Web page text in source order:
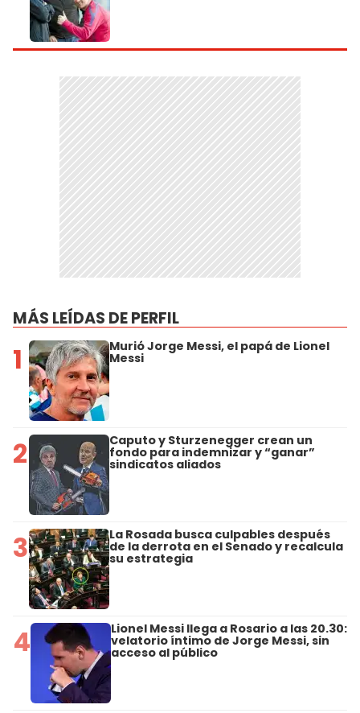
MÁS LEÍDAS DE PERFIL
1 Murió Jorge Messi, el papá de Lionel
Messi
2 Caputo y Sturzenegger crean un
fondo para indemnizar y “ganar”
sindicatos aliados
3 La Rosada busca culpables después
de la derrota en el Senado y recalcula
su estrategia
4 Lionel Messi llega a Rosario a las 20.30:
velatorio íntimo de Jorge Messi, sin
acceso al público